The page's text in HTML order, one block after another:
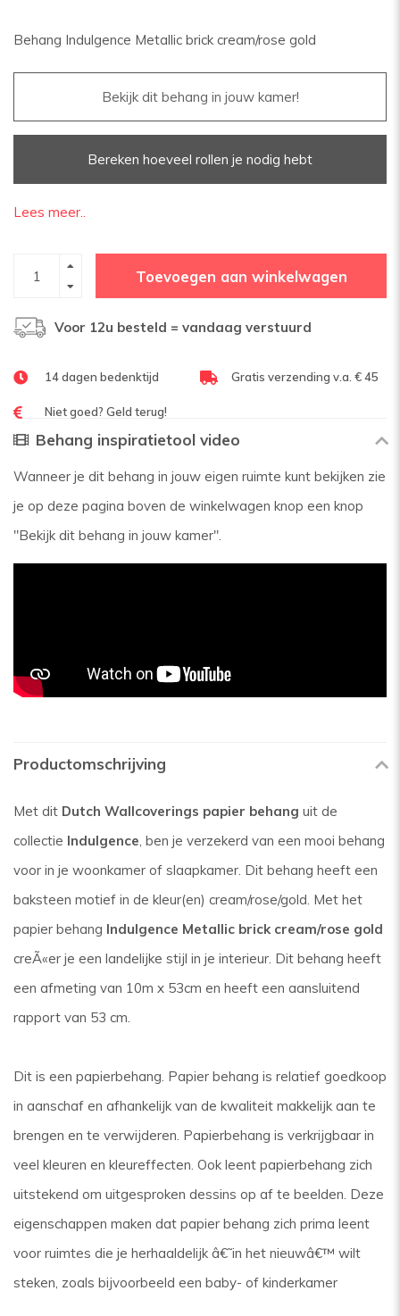
Behang Indulgence Metallic brick cream/rose gold
Bekijk dit behang in jouw kamer!
Bereken hoeveel rollen je nodig hebt
Lees meer..
Toevoegen aan winkelwagen
Voor 12u besteld = vandaag verstuurd
14 dagen bedenktijd Gratis verzending v.a. € 45
Niet goed? Geld terug!
Behang inspiratietool video
Wanneer je dit behang in jouw eigen ruimte kunt bekijken zie
je op deze pagina boven de winkelwagen knop een knop
"Bekijk dit behang in jouw kamer".
Productomschrijving
Met dit Dutch Wallcoverings papier behang uit de
collectie Indulgence, ben je verzekerd van een mooi behang
voor in je woonkamer of slaapkamer. Dit behang heeft een
baksteen motief in de kleur(en) cream/rose/gold. Met het
papier behang Indulgence Metallic brick cream/rose gold
creÃ«er je een landelijke stijl in je interieur. Dit behang heeft
een afmeting van 10m x 53cm en heeft een aansluitend
rapport van 53 cm.
Dit is een papierbehang. Papier behang is relatief goedkoop
in aanschaf en afhankelijk van de kwaliteit makkelijk aan te
brengen en te verwijderen. Papierbehang is verkrijgbaar in
veel kleuren en kleureffecten. Ook leent papierbehang zich
uitstekend om uitgesproken dessins op af te beelden. Deze
eigenschappen maken dat papier behang zich prima leent
voor ruimtes die je herhaaldelijk â€˜in het nieuwâ€™ wilt
steken, zoals bijvoorbeeld een baby- of kinderkamer